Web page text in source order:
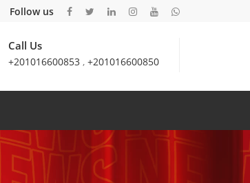
Follow us
Call Us
+201016600853 , +201016600850